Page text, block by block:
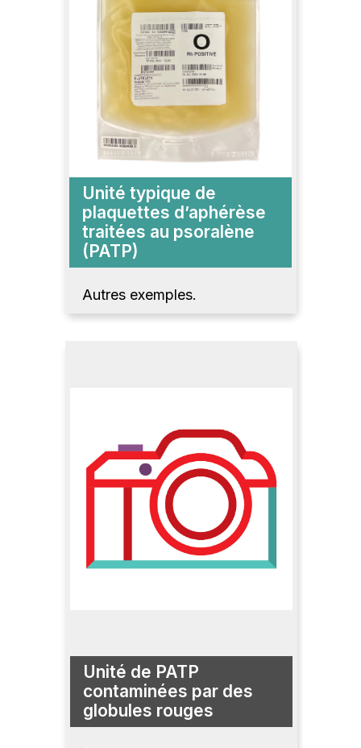
Unité typique de
plaquettes d’aphérèse
traitées au psoralène
(PATP)
Autres exemples.
Unité de PATP
contaminées par des
globules rouges